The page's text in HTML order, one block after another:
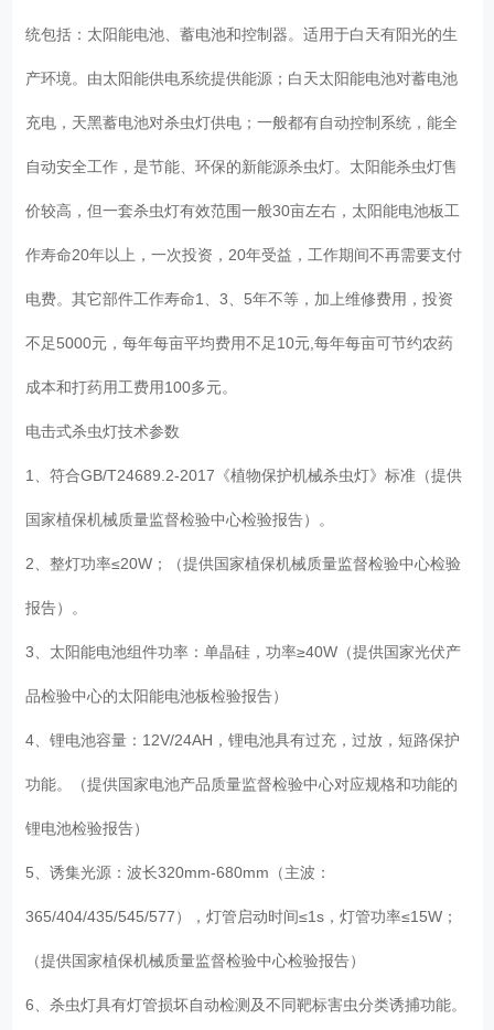
统包括：太阳能电池、蓄电池和控制器。适用于白天有阳光的生
产环境。由太阳能供电系统提供能源；白天太阳能电池对蓄电池
充电，天黑蓄电池对杀虫灯供电；一般都有自动控制系统，能全
自动安全工作，是节能、环保的新能源杀虫灯。太阳能杀虫灯售
价较高，但一套杀虫灯有效范围一般30亩左右，太阳能电池板工
作寿命20年以上，一次投资，20年受益，工作期间不再需要支付
电费。其它部件工作寿命1、3、5年不等，加上维修费用，投资
不足5000元，每年每亩平均费用不足10元,每年每亩可节约农药
成本和打药用工费用100多元。
电击式杀虫灯技术参数
1、符合GB/T24689.2-2017《植物保护机械杀虫灯》标准（提供
国家植保机械质量监督检验中心检验报告）。
2、整灯功率≤20W；（提供国家植保机械质量监督检验中心检验
报告）。
3、太阳能电池组件功率：单晶硅，功率≥40W（提供国家光伏产
品检验中心的太阳能电池板检验报告）
4、锂电池容量：12V/24AH，锂电池具有过充，过放，短路保护
功能。（提供国家电池产品质量监督检验中心对应规格和功能的
锂电池检验报告）
5、诱集光源：波长320mm-680mm（主波：
365/404/435/545/577），灯管启动时间≤1s，灯管功率≤15W；
（提供国家植保机械质量监督检验中心检验报告）
6、杀虫灯具有灯管损坏自动检测及不同靶标害虫分类诱捕功能。